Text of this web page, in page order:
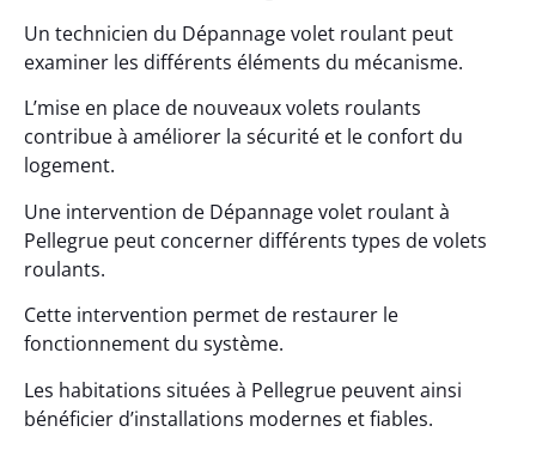
Un technicien du Dépannage volet roulant peut
examiner les différents éléments du mécanisme.
L’mise en place de nouveaux volets roulants
contribue à améliorer la sécurité et le confort du
logement.
Une intervention de Dépannage volet roulant à
Pellegrue peut concerner différents types de volets
roulants.
Cette intervention permet de restaurer le
fonctionnement du système.
Les habitations situées à Pellegrue peuvent ainsi
bénéficier d’installations modernes et fiables.